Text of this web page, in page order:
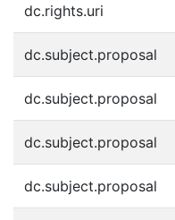
dc.rights.uri
dc.subject.proposal
dc.subject.proposal
dc.subject.proposal
dc.subject.proposal